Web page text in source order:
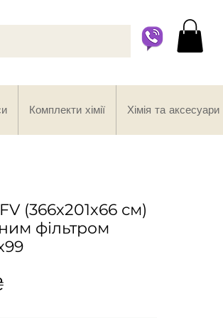
(366х201х66 см)
фільтром
Комплекти хімії Хімія та аксесуари